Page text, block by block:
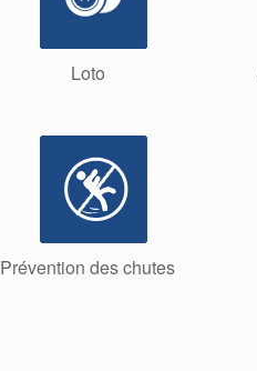
Loto
Prévention des chutes